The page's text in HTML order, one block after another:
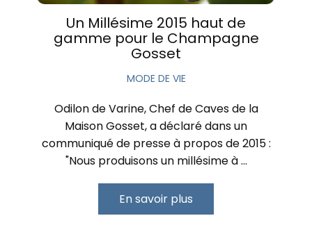
Un Millésime 2015 haut de
gamme pour le Champagne
Gosset
MODE DE VIE
Odilon de Varine, Chef de Caves de la
Maison Gosset, a déclaré dans un
communiqué de presse à propos de 2015 :
"Nous produisons un millésime à …
En savoir plus